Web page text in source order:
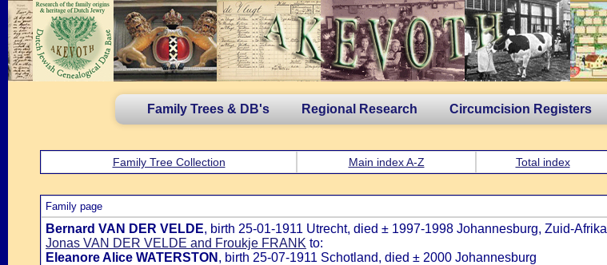
Family Trees & DB's Regional Research Circumcision Registers
Family Tree Collection Main index A-Z Total index
Family page
Bernard VAN DER VELDE, birth 25-01-1911 Utrecht, died ± 1997-1998 Johannesburg, Zuid-Afrika
Jonas VAN DER VELDE and Froukje FRANK to:
Eleanore Alice WATERSTON , birth 25-07-1911 Schotland, died ± 2000 Johannesburg